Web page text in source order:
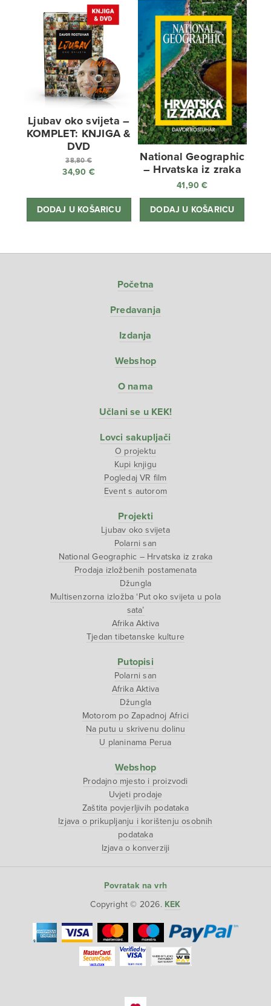
Ljubav oko svijeta –
KOMPLET: KNJIGA &
DVD
38,80€
Izvorna
bila
je:
34,90 €
cijena
je:
DODAJ U KOŠARICU
National Geographic
– Hrvatska iz zraka
41,90€
DODAJ U KOŠARICU
Početna
Predavanja
Izdanja
Webshop
O nama
Učlani se u KEK!
Lovci sakupljači
O projektu
Kupi knjigu
Pogledaj VR film
Event s autorom
Projekti
Ljubav oko svijeta
Polarni san
National Geographic – Hrvatska iz zraka
Prodaja izložbenih postamenata
Džungla
Multisenzorna izložba ‘Put oko svijeta u pola
sata’
Afrika Aktiva
Tjedan tibetanske kulture
Putopisi
Polarni san
Afrika Aktiva
Džungla
Motorom po Zapadnoj Africi
Na putu u skrivenu dolinu
U planinama Perua
Webshop
Prodajno mjesto i proizvodi
Uvjeti prodaje
Zaštita povjerljivih podataka
Izjava o prikupljanju i korištenju osobnih
podataka
Izjava o konverziji
Povratak na vrh
Copyright © 2026. KEK